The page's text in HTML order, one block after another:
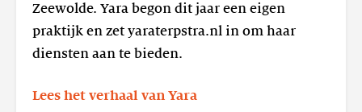
Zeewolde. Yara begon dit jaar een eigen
praktijk en zet yaraterpstra.nl in om haar
diensten aan te bieden.
Lees het verhaal van Yara